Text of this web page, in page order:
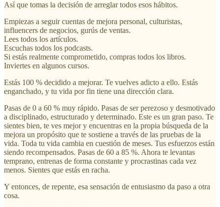
Así que tomas la decisión de arreglar todos esos hábitos.
Empiezas a seguir cuentas de mejora personal, culturistas,
influencers de negocios, gurús de ventas.
Lees todos los artículos.
Escuchas todos los podcasts.
Si estás realmente comprometido, compras todos los libros.
Inviertes en algunos cursos.
Estás 100 % decidido a mejorar. Te vuelves adicto a ello. Estás
enganchado, y tu vida por fin tiene una dirección clara.
Pasas de 0 a 60 % muy rápido. Pasas de ser perezoso y desmotivado
a disciplinado, estructurado y determinado. Este es un gran paso. Te
sientes bien, te ves mejor y encuentras en la propia búsqueda de la
mejora un propósito que te sostiene a través de las pruebas de la
vida. Toda tu vida cambia en cuestión de meses. Tus esfuerzos están
siendo recompensados. Pasas de 60 a 85 %. Ahora te levantas
temprano, entrenas de forma constante y procrastinas cada vez
menos. Sientes que estás en racha.
Y entonces, de repente, esa sensación de entusiasmo da paso a otra
cosa.